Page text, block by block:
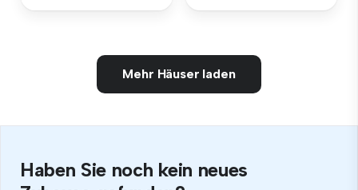
Mehr Häuser laden
Haben Sie noch kein neues